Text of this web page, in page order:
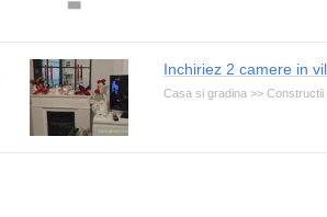
Inchiriez 2 camere in
Casa si gradina >> Constructii